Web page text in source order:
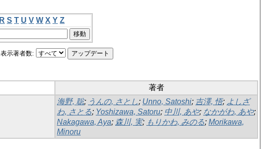
R S T U V W X Y Z
表示著者数:
著者
海野, 聡; うんの, さとし; Unno, Satoshi; 吉澤, 悟; よしざ
わ, さとる; Yoshizawa, Satoru; 中川, あや; なかがわ, あや;
Nakagawa, Aya; 森川, 実; もりかわ, みのる; Morikawa,
Minoru